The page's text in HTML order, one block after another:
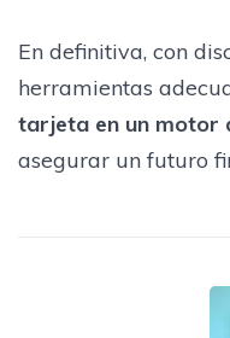
En definitiva, con
herramientas
tarjeta en un motor
asegurar un futuro